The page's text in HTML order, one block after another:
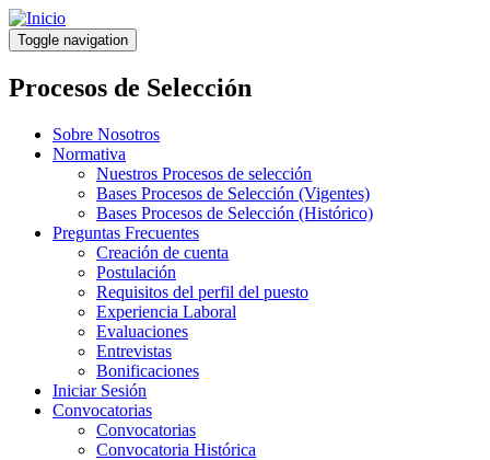
Pasar
al
contenido
principal
Toggle navigation
Procesos de Selección
Sobre Nosotros
Normativa
Nuestros Procesos de selección
Bases Procesos de Selección (Vigentes)
Bases Procesos de Selección (Histórico)
Preguntas Frecuentes
Creación de cuenta
Postulación
Requisitos del perfil del puesto
Experiencia Laboral
Evaluaciones
Entrevistas
Bonificaciones
Iniciar Sesión
Convocatorias
Convocatorias
Convocatoria Histórica